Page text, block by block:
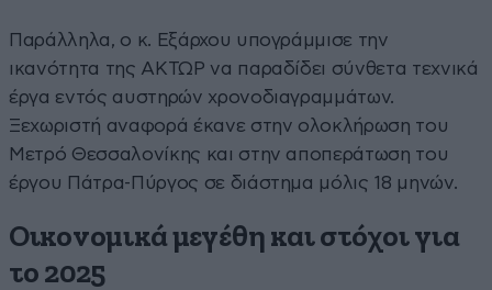
Παράλληλα, ο κ. Εξάρχου υπογράμμισε την
ικανότητα της ΑΚΤΩΡ να παραδίδει σύνθετα τεχνικά
έργα εντός αυστηρών χρονοδιαγραμμάτων.
Ξεχωριστή αναφορά έκανε στην ολοκλήρωση του
Μετρό Θεσσαλονίκης και στην αποπεράτωση του
έργου Πάτρα-Πύργος σε διάστημα μόλις 18 μηνών.
Οικονομικά μεγέθη και στόχοι για
το 2025